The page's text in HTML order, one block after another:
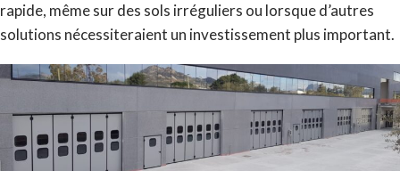
rapide, même sur des sols irréguliers ou lorsque d’autres
solutions nécessiteraient un investissement plus important.